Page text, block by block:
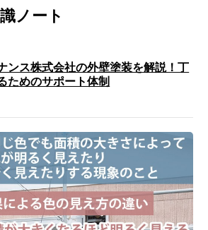
ノート
ンス株式会社の外壁塗装を解説！丁
ためのサポート体制